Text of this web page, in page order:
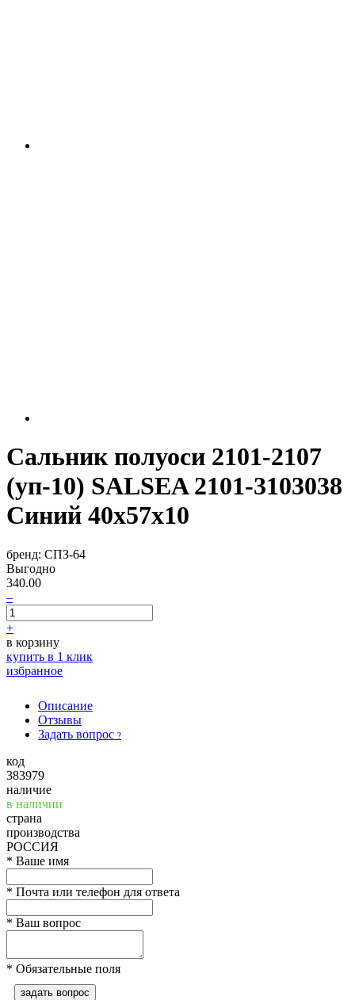
Сальник полуоси 2101-2107
(уп-10) SALSEA 2101-3103038
Синий 40x57x10
бренд: СПЗ-64
Выгодно
340.00
–
+
в корзину
купить в 1 клик
избранное
Описание
Отзывы
Задать вопрос ?
код
383979
наличие
в наличии
страна
производства
РОССИЯ
* Ваше имя
* Почта или телефон для ответа
* Ваш вопрос
* Обязательные поля
задать вопрос